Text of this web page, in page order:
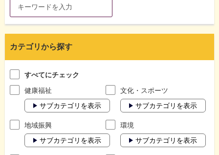
カテゴリから探す
すべてにチェック
健康福祉
サブカテゴリを表示
文化・スポーツ
サブカテゴリを表示
地域振興
サブカテゴリを表示
環境
サブカテゴリを表示